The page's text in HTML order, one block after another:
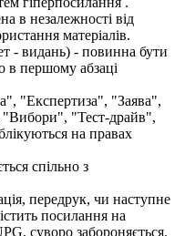
в незалежності від
матеріалів.
- видань) - повинна бути
в першому абзаці
"Експертиза", "Заява",
"Тест-драйв",
на правах
спільно з
передрук, чи наступне
посилання на
суворо забороняється.